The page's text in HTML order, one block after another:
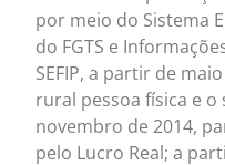
por meio do Sistema
do FGTS e
SEFIP, a partir de
rural pessoa física e
novembro de 2014,
pelo Lucro Real; a